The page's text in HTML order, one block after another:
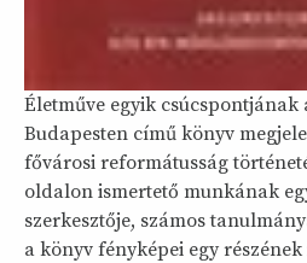
Életműve egyik csúcspontjának
Budapesten című könyv
fővárosi reformátusság
oldalon ismertető munkának
szerkesztője, számos
a könyv fényképei egy részének